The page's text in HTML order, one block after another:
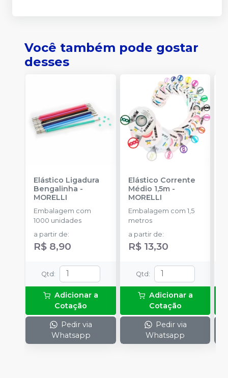
Você também pode gostar
desses
Elástico Ligadura
Bengalinha -
MORELLI
Embalagem com
1000 unidades
a partir de:
R$ 8,90
Qtd :
Adicionar a
Cotação
Pedir via
Whatsapp
Elástico Corrente
Médio 1,5m-
MORELLI
Embalagem com 1,5
metros
a partir de:
R$ 13,30
Qtd :
Adicionar a
Cotação
Pedir via
Whatsapp